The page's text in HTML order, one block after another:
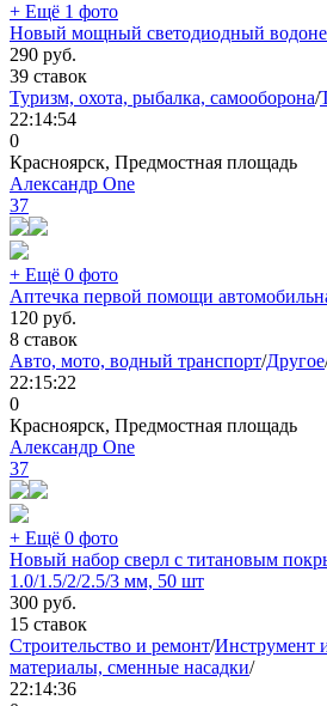
+ Ещё 1 фото
Новый мощный светодиодный
290 руб.
39 ставок
Туризм, охота, рыбалка, самооборона/
22:14:54
0
Красноярск, Предмостная площадь
Александр One
37
+ Ещё 0 фото
Аптечка первой помощи
120 руб.
8 ставок
Авто, мото, водный транспорт/Другое
22:15:22
0
Красноярск, Предмостная площадь
Александр One
37
+ Ещё 0 фото
Новый набор сверл с титановым
1.0/1.5/2/2.5/3 мм, 50 шт
300 руб.
15 ставок
Строительство и ремонт/Инструмент
материалы, сменные насадки/
22:14:36